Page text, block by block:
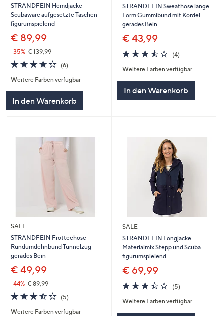
STRANDFEIN Hemdjacke
Scubaware aufgesetzte Taschen
figurumspielend
€ 89,99
-35% € 139,99
3.8
von
5
(6)
Weitere Farben verfügbar
In den Warenkorb
STRANDFEIN Sweathose lange
Form Gummibund mit Kordel
gerades Bein
€ 43,99
3.5
von
5
(4)
Weitere Farben verfügbar
In den Warenkorb
SALE
STRANDFEIN Frotteehose
Rundumdehnbund Tunnelzug
gerades Bein
€ 49,99
-44% € 89,99
3.4
von
5
(5)
Weitere Farben verfügbar
SALE
STRANDFEIN Longjacke
Materialmix Stepp und Scuba
figurumspielend
€ 69,99
3.4
von
5
(5)
Weitere Farben verfügbar